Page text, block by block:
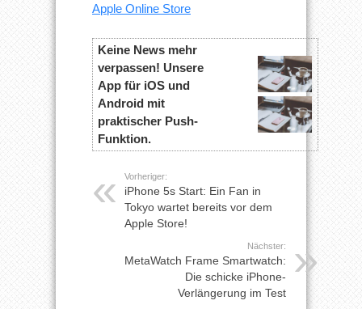
Apple Online Store
Keine News mehr
verpassen! Unsere
App für iOS und
Android mit
praktischer Push-
Funktion.
Vorheriger:
iPhone 5s Start: Ein Fan in
Tokyo wartet bereits vor dem
Apple Store!
Nächster:
MetaWatch Frame Smartwatch:
Die schicke iPhone-
Verlängerung im Test